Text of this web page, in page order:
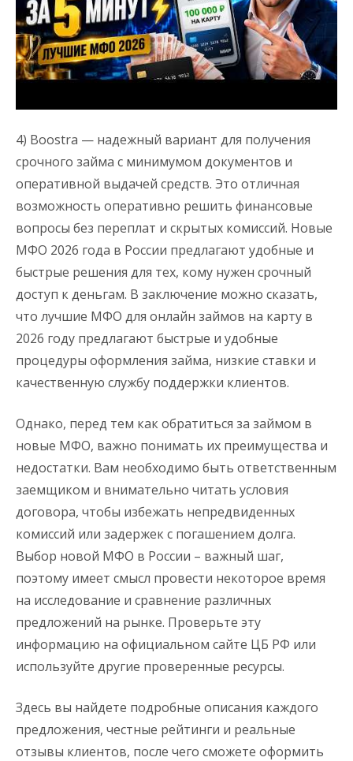
4) Boostra — надежный вариант для получения
срочного займа с минимумом документов и
оперативной выдачей средств. Это отличная
возможность оперативно решить финансовые
вопросы без переплат и скрытых комиссий. Новые
МФО 2026 года в России предлагают удобные и
быстрые решения для тех, кому нужен срочный
доступ к деньгам. В заключение можно сказать,
что лучшие МФО для онлайн займов на карту в
2026 году предлагают быстрые и удобные
процедуры оформления займа, низкие ставки и
качественную службу поддержки клиентов.
Однако, перед тем как обратиться за займом в
новые МФО, важно понимать их преимущества и
недостатки. Вам необходимо быть ответственным
заемщиком и внимательно читать условия
договора, чтобы избежать непредвиденных
комиссий или задержек с погашением долга.
Выбор новой МФО в России – важный шаг,
поэтому имеет смысл провести некоторое время
на исследование и сравнение различных
предложений на рынке. Проверьте эту
информацию на официальном сайте ЦБ РФ или
используйте другие проверенные ресурсы.
Здесь вы найдете подробные описания каждого
предложения, честные рейтинги и реальные
отзывы клиентов, после чего сможете оформить